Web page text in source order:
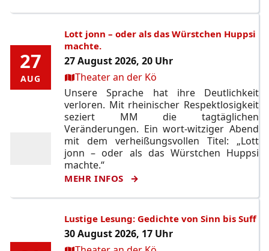
27
AUG
27
AUG
Lott jonn – oder als das Würstchen Huppsi
machte.
27 August 2026, 20 Uhr
Ort:Theater an der Kö
Unsere Sprache hat ihre Deutlichkeit
verloren. Mit rheinischer Respektlosigkeit
seziert MM die tagtäglichen
Veränderungen. Ein wort-witziger Abend
mit dem verheißungsvollen Titel: „Lott
jonn – oder als das Würstchen Huppsi
machte.“
MEHR INFOS
Lustige Lesung: Gedichte von Sinn bis Suff
30 August 2026, 17 Uhr